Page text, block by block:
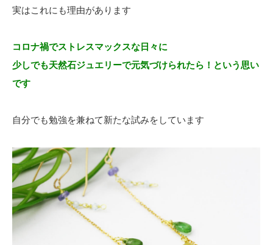
実はこれにも理由があります
コロナ禍でストレスマックスな日々に
少しでも天然石ジュエリーで元気づけられたら！という思い
です
自分でも勉強を兼ねて新たな試みをしています